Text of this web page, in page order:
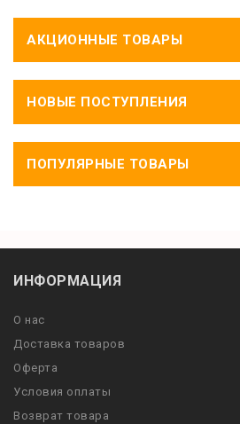
АКЦИОННЫЕ ТОВАРЫ
НОВЫЕ ПОСТУПЛЕНИЯ
ПОПУЛЯРНЫЕ ТОВАРЫ
ИНФОРМАЦИЯ
О нас
Доставка товаров
Оферта
Условия оплаты
Возврат товара